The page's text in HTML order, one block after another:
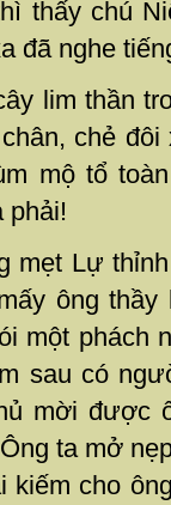
thấy chú
đã nghe
lim thần
chẻ
mộ tổ
phải!
mẹt Lự
ông thầy
một phách
sau có
mời được
ta mở
kiếm cho